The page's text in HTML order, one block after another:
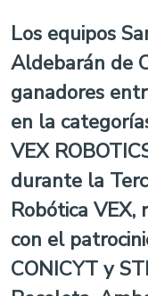
Los equipos
Aldebarán de
ganadores
en la
VEX
durante la
Robótica
con el
CONICYT y